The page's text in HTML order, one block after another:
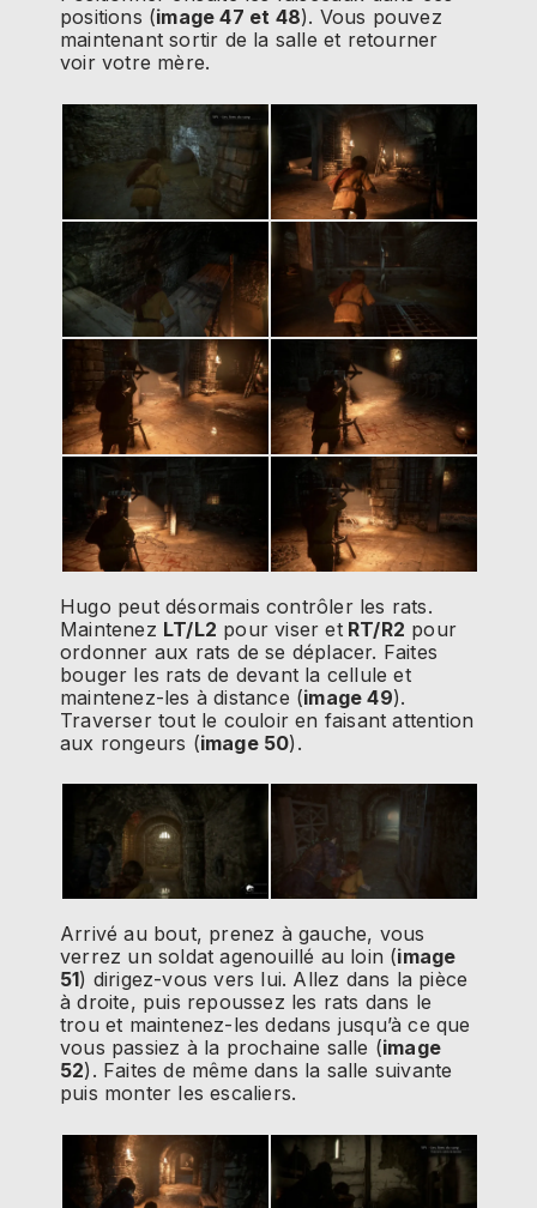
positions (image 47 et 48). Vous pouvez
maintenant sortir de la salle et retourner
voir votre mère.
Hugo peut désormais contrôler les rats.
Maintenez LT/L2 pour viser etRT/R2 pour
ordonner aux rats de se déplacer. Faites
bouger les rats de devant la cellule et
maintenez-les à distance (image 49).
Traverser tout le couloir en faisant attention
aux rongeurs (image 50).
Arrivé au bout, prenez à gauche, vous
verrez un soldat agenouillé au loin (image
51) dirigez-vous vers lui. Allez dans la pièce
à droite, puis repoussez les rats dans le
trou et maintenez-les dedans jusqu’à ce que
vous passiez à la prochaine salle (image
52). Faites de même dans la salle suivante
puis monter les escaliers.